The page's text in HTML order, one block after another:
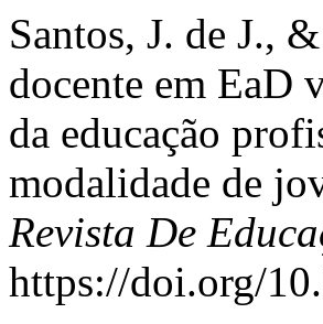
Santos, J. de J.,
docente em EaD
da educação
modalidade de
Revista De
https://doi.org/